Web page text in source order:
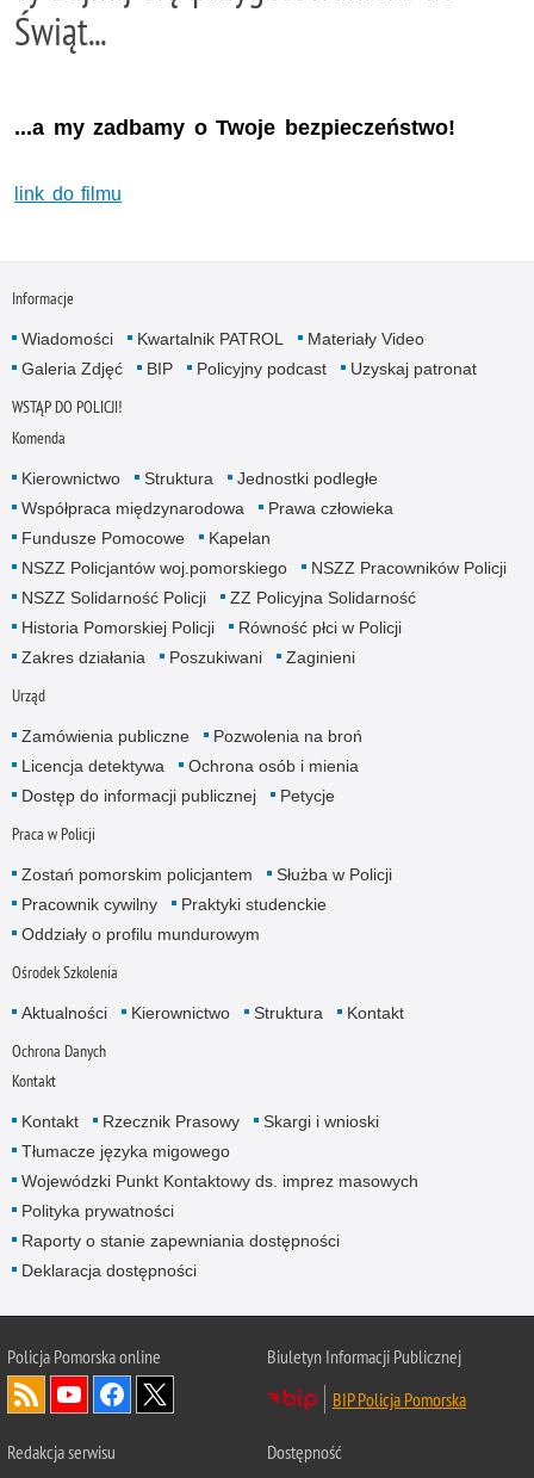
Świąt...
...a my zadbamy o Twoje bezpieczeństwo!
link do filmu
Informacje
Wiadomości Kwartalnik PATROL
Materiały Video
Galeria Zdjęć
BIP Policyjny podcast Uzyskaj patronat
WSTĄP DO POLICJI!
Komenda
Kierownictwo Struktura
Jednostki podległe
Współpraca międzynarodowa
Prawa człowieka
Fundusze Pomocowe
Kapelan
NSZZ Policjantów woj.pomorskiego
NSZZ Pracowników Policji
NSZZ Solidarność Policji
ZZ Policyjna Solidarność
Historia Pomorskiej Policji
Równość płci w Policji
Zakres działania
Poszukiwani Zaginieni
Urząd
Zamówienia publiczne
Pozwolenia na broń
Licencja detektywa
Ochrona osób i mienia
Dostęp do informacji publicznej
Petycje
Praca w Policji
Zostań pomorskim policjantem
Służba w Policji
Pracownik cywilny
Praktyki studenckie
Oddziały o profilu mundurowym
Ośrodek Szkolenia
Aktualności Kierownictwo Struktura Kontakt
Ochrona Danych
Kontakt
Kontakt Rzecznik Prasowy
Skargi i wnioski
Tłumacze języka migowego
Wojewódzki Punkt Kontaktowy ds. imprez masowych
Polityka prywatności
Raporty o stanie zapewniania dostępności
Deklaracja dostępności
Policja Pomorska online
Biuletyn Informacji Publicznej
BIP Policja Pomorska
Redakcja serwisu Dostępność